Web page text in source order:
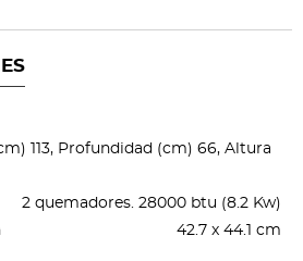
113, Profundidad (cm) 66, Altura
2 quemadores. 28000 btu (8.2 Kw)
42.7 x 44.1 cm